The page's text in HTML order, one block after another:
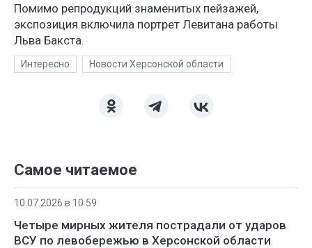
Помимо репродукций знаменитых пейзажей,
экспозиция включила портрет Левитана работы
Льва Бакста.
Интересно Новости Херсонской области
Самое читаемое
10.07.2026 в 10:59
Четыре мирных жителя пострадали от ударов
ВСУ по левобережью в Херсонской области